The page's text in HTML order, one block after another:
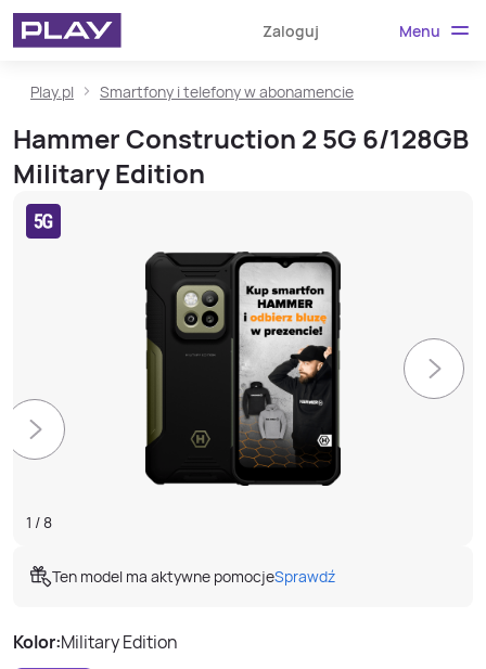
Zaloguj Menu
Play.pl Smartfony i telefony w abonamencie
Hammer Construction 2 5G 6/128GB
Military Edition
1 / 8
Ten model ma aktywne pomocjeSprawdź
Kolor:Military Edition